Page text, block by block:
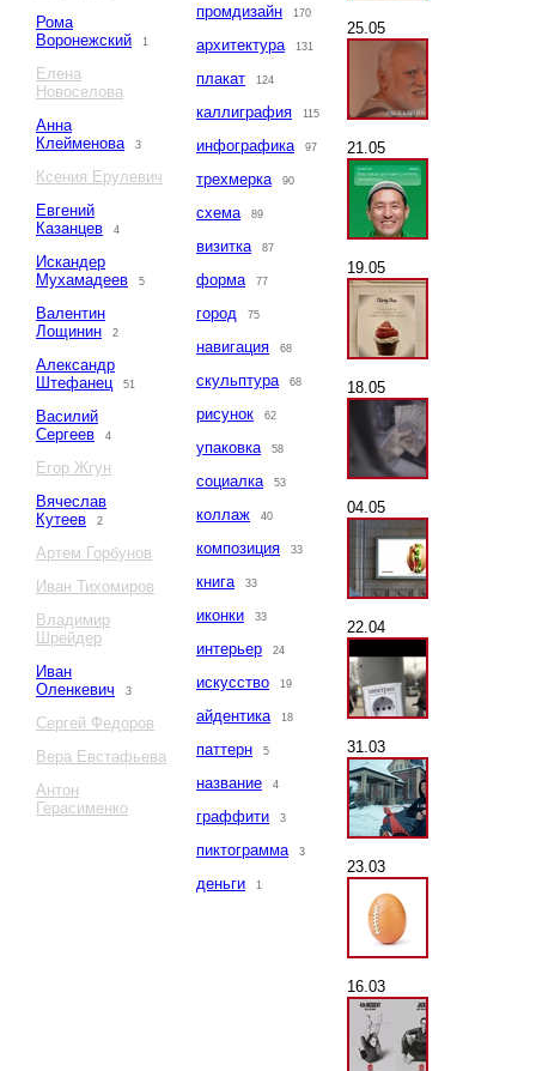
Рома
Воронежский
1
Елена
Новоселова
Анна
Клейменова
3
Ксения Ерулевич
Евгений
Казанцев
4
Искандер
Мухамадеев
5
Валентин
Лощинин
2
Александр
Штефанец
51
Василий
Сергеев
4
Егор Жгун
Вячеслав
Кутеев
2
Артем Горбунов
Иван Тихомиров
Владимир
Шрейдер
Иван
Оленкевич
3
Сергей Федоров
Вера Евстафьева
Антон
Герасименко
промдизайн 170
архитектура 131
плакат 124
каллиграфия 115
инфографика 97
трехмерка 90
схема 89
визитка 87
форма 77
город 75
навигация 68
скульптура 68
рисунок 62
упаковка 58
социалка 53
коллаж 40
композиция 33
книга 33
иконки 33
интерьер 24
искусство 19
айдентика 18
паттерн 5
название 4
граффити 3
пиктограмма 3
деньги 1
25.05
21.05
19.05
18.05
04.05
22.04
31.03
23.03
16.03